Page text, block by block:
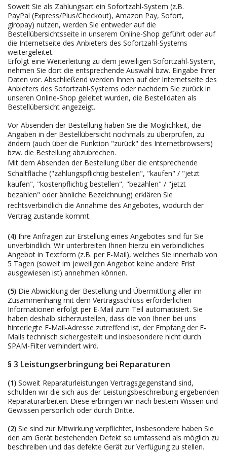
Soweit Sie als Zahlungsart ein Sofortzahl-System (z.B.
PayPal (Express/Plus/Checkout), Amazon Pay, Sofort,
giropay) nutzen, werden Sie entweder auf die
Bestellübersichtsseite in unserem Online-Shop geführt oder auf
die Internetseite des Anbieters des Sofortzahl-Systems
weitergeleitet.
Erfolgt eine Weiterleitung zu dem jeweiligen Sofortzahl-System,
nehmen Sie dort die entsprechende Auswahl bzw. Eingabe Ihrer
Daten vor. Abschließend werden Ihnen auf der Internetseite des
Anbieters des Sofortzahl-Systems oder nachdem Sie zurück in
unseren Online-Shop geleitet wurden, die Bestelldaten als
Bestellübersicht angezeigt.
Vor Absenden der Bestellung haben Sie die Möglichkeit, die
Angaben in der Bestellübersicht nochmals zu überprüfen, zu
ändern (auch über die Funktion "zurück" des Internetbrowsers)
bzw. die Bestellung abzubrechen.
Mit dem Absenden der Bestellung über die entsprechende
Schaltfläche ("zahlungspflichtig bestellen", "kaufen" / "jetzt
kaufen", "kostenpflichtig bestellen", "bezahlen" / "jetzt
bezahlen" oder ähnliche Bezeichnung) erklären Sie
rechtsverbindlich die Annahme des Angebotes, wodurch der
Vertrag zustande kommt.
(4) Ihre Anfragen zur Erstellung eines Angebotes sind für Sie
unverbindlich. Wir unterbreiten Ihnen hierzu ein verbindliches
Angebot in Textform (z.B. per E-Mail), welches Sie innerhalb von
5 Tagen (soweit im jeweiligen Angebot keine andere Frist
ausgewiesen ist) annehmen können.
(5) Die Abwicklung der Bestellung und Übermittlung aller im
Zusammenhang mit dem Vertragsschluss erforderlichen
Informationen erfolgt per E-Mail zum Teil automatisiert. Sie
haben deshalb sicherzustellen, dass die von Ihnen bei uns
hinterlegte E-Mail-Adresse zutreffend ist, der Empfang der E-
Mails technisch sichergestellt und insbesondere nicht durch
SPAM-Filter verhindert wird.
§ 3 Leistungserbringung bei Reparaturen
(1) Soweit Reparaturleistungen Vertragsgegenstand sind,
schulden wir die sich aus der Leistungsbeschreibung ergebenden
Reparaturarbeiten. Diese erbringen wir nach bestem Wissen und
Gewissen persönlich oder durch Dritte.
(2) Sie sind zur Mitwirkung verpflichtet, insbesondere haben Sie
den am Gerät bestehenden Defekt so umfassend als möglich zu
beschreiben und das defekte Gerät zur Verfügung zu stellen.